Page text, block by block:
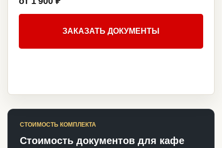
ЗАКАЗАТЬ ДОКУМЕНТЫ
СТОИМОСТЬ КОМПЛЕКТА
Стоимость документов для кафе